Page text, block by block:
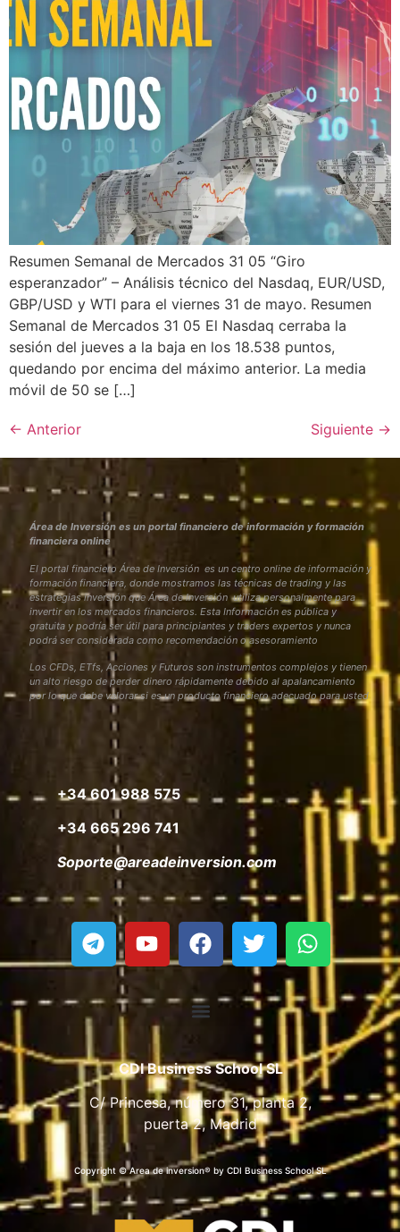
Resumen Semanal de Mercados 31 05 “Giro
esperanzador” – Análisis técnico del Nasdaq, EUR/USD,
GBP/USD y WTI para el viernes 31 de mayo. Resumen
Semanal de Mercados 31 05 El Nasdaq cerraba la
sesión del jueves a la baja en los 18.538 puntos,
quedando por encima del máximo anterior. La media
móvil de 50 se […]
← Anterior Siguiente →
Área de Inversión es un portal financiero de información y formación
financiera online
El portal financiero Área de Inversión es un centro online de información y
formación financiera, donde mostramos las técnicas de trading y las
estrategias inversión que Área de Inversión utiliza personalmente para
invertir en los mercados financieros. Esta Información es pública y
gratuita y podría ser útil para principiantes y traders expertos y nunca
podrá ser considerada como recomendación o asesoramiento
Los CFDs, ETfs, Acciones y Futuros son instrumentos complejos y tienen
un alto riesgo de perder dinero rápidamente debido al apalancamiento
por lo que debe valorar si es un producto financiero adecuado para usted
+34 601 988 575
+34 665 296 741
Soporte@areadeinversion.com
CDI Business School SL
C/ Princesa, número 31, planta 2,
puerta 2, Madrid
Copyright © Area de inversion® by CDI Business School SL